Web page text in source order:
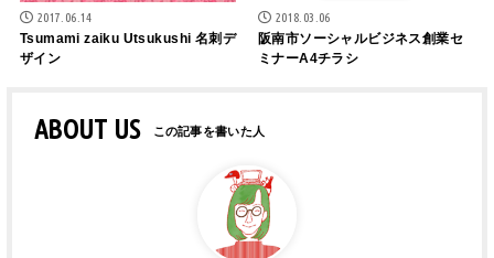
2017.06.14
Tsumami zaiku Utsukushi 名刺デ
ザイン
2018.03.06
阪南市ソーシャルビジネス創業セ
ミナーA4チラシ
ABOUT US